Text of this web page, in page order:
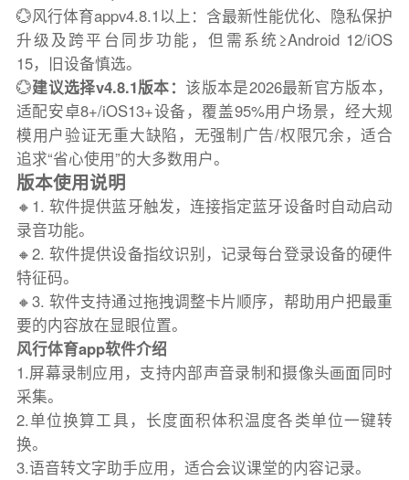
💮风行体育appv4.8.1以上：含最新性能优化、隐私保护
升级及跨平台同步功能，但需系统≥Android 12/iOS
15，旧设备慎选。
💮建议选择v4.8.1版本：该版本是2026最新官方版本，
适配安卓8+/iOS13+设备，覆盖95%用户场景，经大规
模用户验证无重大缺陷，无强制广告/权限冗余，适合
追求“省心使用”的大多数用户。
版本使用说明
🔸1. 软件提供蓝牙触发，连接指定蓝牙设备时自动启动
录音功能。
🔸2. 软件提供设备指纹识别，记录每台登录设备的硬件
特征码。
🔸3. 软件支持通过拖拽调整卡片顺序，帮助用户把最重
要的内容放在显眼位置。
风行体育app软件介绍
1.屏幕录制应用，支持内部声音录制和摄像头画面同时
采集。
2.单位换算工具，长度面积体积温度各类单位一键转
换。
3.语音转文字助手应用，适合会议课堂的内容记录。